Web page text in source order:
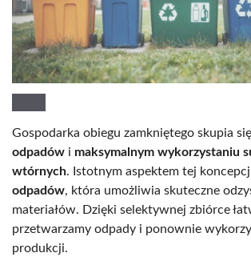
Gospodarka obiegu zamkniętego skupia
odpadów i maksymalnym wykorzystaniu
wtórnych. Istotnym aspektem tej
odpadów, która umożliwia skuteczne
materiałów. Dzięki selektywnej zbiórce
przetwarzamy odpady i ponownie
produkcji.